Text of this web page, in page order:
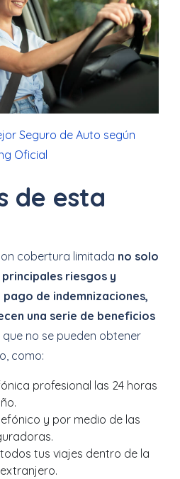
Seguro de Auto según
Oficial
de esta
cobertura limitada no solo
riesgos y
de indemnizaciones,
una serie de beneficios
que no se pueden obtener
como:
profesional las 24 horas
y por medio de las
tus viajes dentro de la